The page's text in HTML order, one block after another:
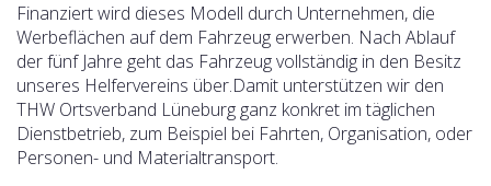
Finanziert wird dieses Modell durch Unternehmen, die
Werbeflächen auf dem Fahrzeug erwerben. Nach Ablauf
der fünf Jahre geht das Fahrzeug vollständig in den Besitz
unseres Helfervereins über.Damit unterstützen wir den
THW Ortsverband Lüneburg ganz konkret im täglichen
Dienstbetrieb, zum Beispiel bei Fahrten, Organisation, oder
Personen- und Materialtransport.